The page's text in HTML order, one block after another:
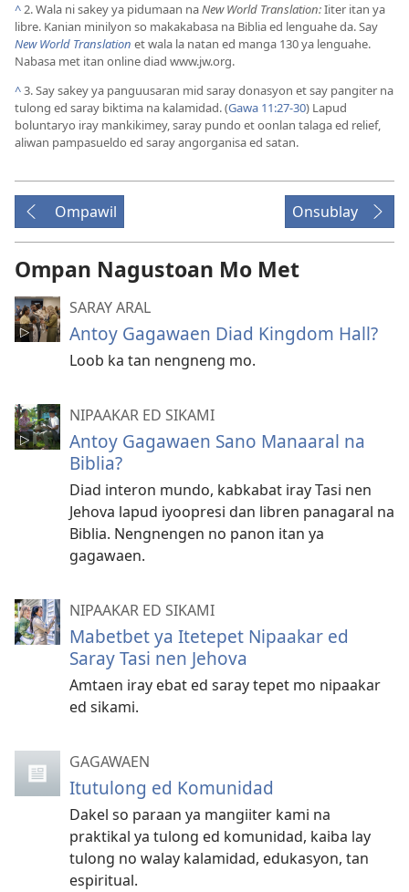
^2. Wala ni sakey ya pidumaan naNew World Translation:Iiter itan ya
libre. Kanian minilyon so makakabasa na Biblia ed lenguahe da. Say
New World Translation et wala la natan ed manga 130 ya lenguahe.
Nabasa met itan online diad www.jw.org.
^3. Say sakey ya panguusaran mid saray donasyon et say pangiter na
tulong ed saray biktima na kalamidad. (Gawa 11:27-30) Lapud
boluntaryo iray mankikimey, saray pundo et oonlan talaga ed relief,
aliwan pampasueldo ed saray angorganisa ed satan.
Ompawil Onsublay
Ompan Nagustoan Mo Met
SARAY ARAL
Antoy Gagawaen Diad Kingdom Hall?
Loob ka tan nengneng mo.
NIPAAKAR ED SIKAMI
Antoy Gagawaen Sano Manaaral na
Biblia?
Diad interon mundo, kabkabat iray Tasi nen
Jehova lapud iyoopresi dan libren panagaral na
Biblia. Nengnengen no panon itan ya
gagawaen.
NIPAAKAR ED SIKAMI
Mabetbet ya Itetepet Nipaakar ed
Saray Tasi nen Jehova
Amtaen iray ebat ed saray tepet mo nipaakar
ed sikami.
GAGAWAEN
Itutulong ed Komunidad
Dakel so paraan ya mangiiter kami na
praktikal ya tulong ed komunidad, kaiba lay
tulong no walay kalamidad, edukasyon, tan
espiritual.